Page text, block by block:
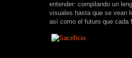
entender: compilando un
visuales hasta que se vean
así como el futuro que cada